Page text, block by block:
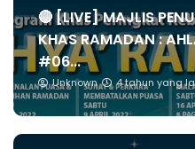
🔴 [LIVE] MAJLIS
KHAS RAMADAN :
#06...
Unknown 4 tahun yang